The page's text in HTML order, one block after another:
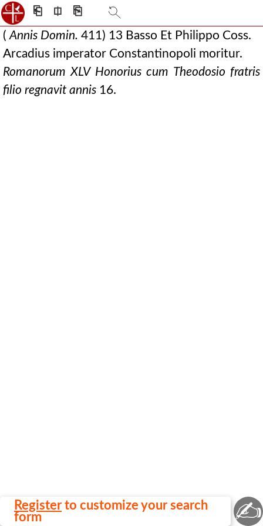
⎗ ⎅ ⎘
( Annis Domin. 411) 13 Basso Et Philippo Coss.
Arcadius imperator Constantinopoli moritur.
Romanorum XLV Honorius cum Theodosio fratris
filio regnavit annis 16.
Register to customize your search
form
✍